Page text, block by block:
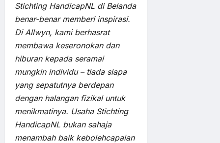
Stichting HandicapNL di Belanda
benar-benar memberi inspirasi.
Di Allwyn, kami berhasrat
membawa keseronokan dan
hiburan kepada seramai
mungkin individu – tiada siapa
yang sepatutnya berdepan
dengan halangan fizikal untuk
menikmatinya. Usaha Stichting
HandicapNL bukan sahaja
menambah baik kebolehcapaian